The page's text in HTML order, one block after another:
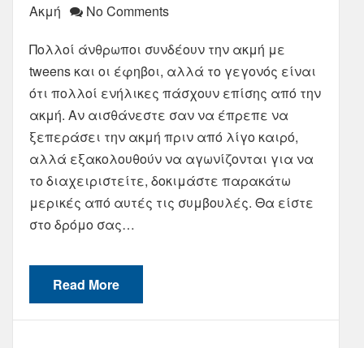
Ακμή
No Comments
Πολλοί άνθρωποι συνδέουν την ακμή με
tweens και οι έφηβοι, αλλά το γεγονός είναι
ότι πολλοί ενήλικες πάσχουν επίσης από την
ακμή. Αν αισθάνεστε σαν να έπρεπε να
ξεπεράσει την ακμή πριν από λίγο καιρό,
αλλά εξακολουθούν να αγωνίζονται για να
το διαχειριστείτε, δοκιμάστε παρακάτω
μερικές από αυτές τις συμβουλές. Θα είστε
στο δρόμο σας…
Read More